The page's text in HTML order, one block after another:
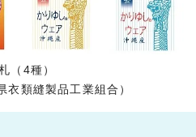
（4種）
衣類縫製品工業組合）